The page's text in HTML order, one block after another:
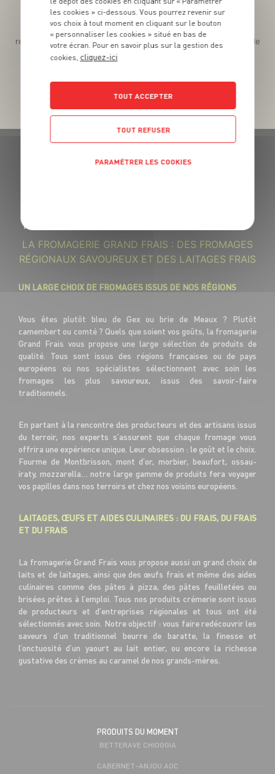
Téléchargez l’App pour profiter d’offres exclusives !
Des promos exclusives, des récompenses généreuses, des
recettes gourmandes, des jeux inédits... le tout dans une seule
app !
MARCHÉ PRÈS DE CHEZ VOUS
LA FROMAGERIE GRAND FRAIS : DES FROMAGES
RÉGIONAUX SAVOUREUX ET DES LAITAGES FRAIS
UN LARGE CHOIX DE FROMAGES ISSUS DE NOS RÉGIONS
Vous êtes plutôt bleu de Gex ou brie de Meaux ? Plutôt
camembert ou comté ? Quels que soient vos goûts, la fromagerie
Grand Frais vous propose une large sélection de produits de
qualité. Tous sont issus des régions françaises ou de pays
européens où nos spécialistes sélectionnent avec soin les
fromages les plus savoureux, issus des savoir-faire
traditionnels.
En partant à la rencontre des producteurs et des artisans issus
du terroir, nos experts s’assurent que chaque fromage vous
offrira une expérience unique. Leur obsession : le goût et le choix.
Fourme de Montbrisson, mont d’or, morbier, beaufort, ossau-
iraty, mozzarella… notre large gamme de produits fera voyager
vos papilles dans nos terroirs et chez nos voisins européens.
LAITAGES, ŒUFS ET AIDES CULINAIRES : DU FRAIS, DU FRAIS
ET DU FRAIS
La fromagerie Grand Frais vous propose aussi un grand choix de
laits et de laitages, ainsi que des œufs frais et même des aides
culinaires comme des pâtes à pizza, des pâtes feuilletées ou
brisées prêtes à l’emploi. Tous nos produits crémerie sont issus
de producteurs et d’entreprises régionales et tous ont été
sélectionnés avec soin. Notre objectif : vous faire redécouvrir les
saveurs d’un traditionnel beurre de baratte, la finesse et
l’onctuosité d’un yaourt au lait entier, ou encore la richesse
gustative des crèmes au caramel de nos grands-mères.
PRODUITS DU MOMENT
BETTERAVE CHIOGGIA
CABERNET-ANJOU AOC
les cookies » ci-dessous. Vous pourrez revenir sur
vos choix à tout moment en cliquant sur le bouton
« personnaliser les cookies » situé en bas de
votre écran. Pour en savoir plus sur la gestion des
cookies, cliquez-ici
TOUT ACCEPTER
TOUT REFUSER
PARAMÉTRER LES COOKIES